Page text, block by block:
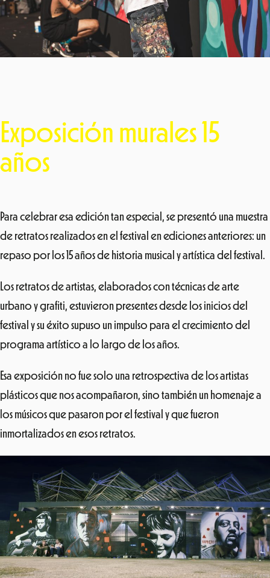
Exposición murales 15
años
Para celebrar esa edición tan especial, se presentó una muestra
de retratos realizados en el festival en ediciones anteriores: un
repaso por los 15 años de historia musical y artística del festival.
Los retratos de artistas, elaborados con técnicas de arte
urbano y grafiti, estuvieron presentes desde los inicios del
festival y su éxito supuso un impulso para el crecimiento del
programa artístico a lo largo de los años.
Esa exposición no fue solo una retrospectiva de los artistas
plásticos que nos acompañaron, sino también un homenaje a
los músicos que pasaron por el festival y que fueron
inmortalizados en esos retratos.